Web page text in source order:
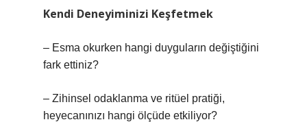
Kendi Deneyiminizi Keşfetmek
– Esma okurken hangi duyguların değiştiğini
fark ettiniz?
– Zihinsel odaklanma ve ritüel pratiği,
heyecanınızı hangi ölçüde etkiliyor?